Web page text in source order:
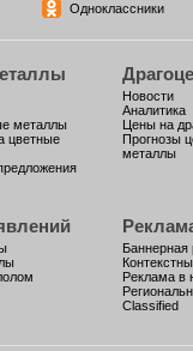
Одноклассники
металлы
цветные
Новости
Аналитика
Цены на
Прогнозы
металлы
Баннерная
Реклама в
Classified